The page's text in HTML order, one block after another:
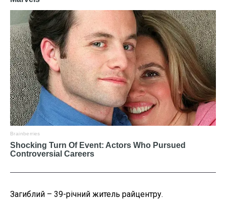
Загиблий – 39-річний житель райцентру.